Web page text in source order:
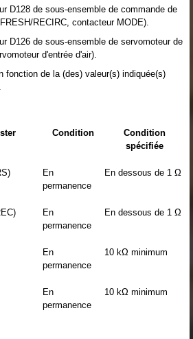
D128 de sous-ensemble de commande de
RECIRC, contacteur MODE).
D126 de sous-ensemble de servomoteur de
d'entrée d'air).
fonction de la (des) valeur(s) indiquée(s)
Condition
Condition
spécifiée
En
permanence
En dessous de 1 Ω
En
permanence
En dessous de 1 Ω
En
permanence
10 kΩ minimum
En
permanence
10 kΩ minimum